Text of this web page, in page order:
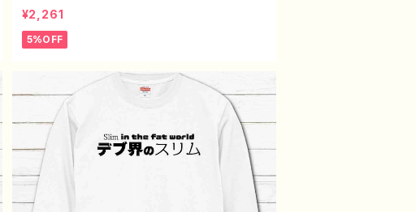
モい かっこいい おすすめ 個性的 人気
イラストレーター クリエイター 絵師 オリジ
ナル デザイン グッズ 白 長袖Tシャツ
九龍城砦 作：J.タネダ F-5
¥2,261
5%OFF